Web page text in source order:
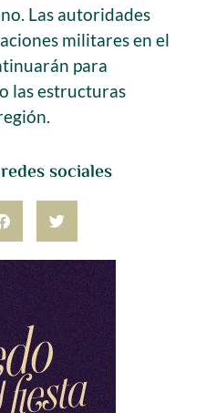
sociales
Las autoridades
militares en el
para
las estructuras